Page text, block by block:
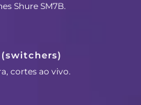
Shure SM7B.
cortes ao vivo.